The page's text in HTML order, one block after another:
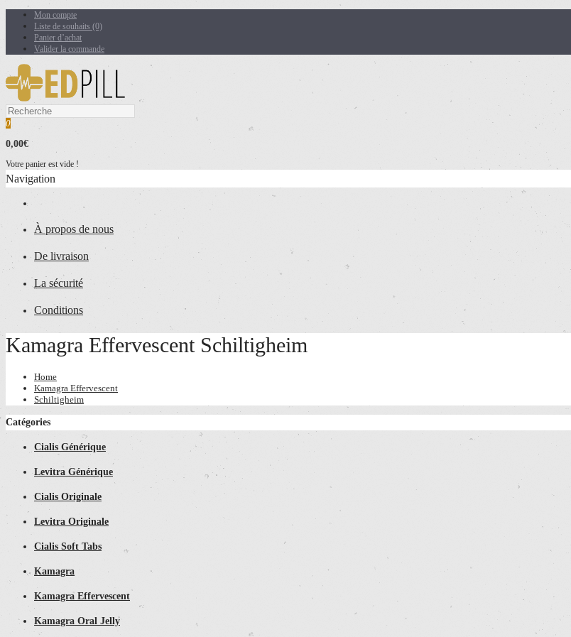
Mon compte
Liste de souhaits (0)
Panier d’achat
Valider la commande
0
0,00€
Votre panier est vide !
Navigation
À propos de nous
De livraison
La sécurité
Conditions
Kamagra Effervescent Schiltigheim
Home
Kamagra Effervescent
Schiltigheim
Catégories
Cialis Générique
Levitra Générique
Cialis Originale
Levitra Originale
Cialis Soft Tabs
Kamagra
Kamagra Effervescent
Kamagra Oral Jelly